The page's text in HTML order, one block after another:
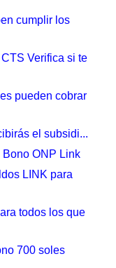
cumplir los
Verifica si te
pueden cobrar
el subsidi...
ONP Link
LINK para
todos los que
700 soles